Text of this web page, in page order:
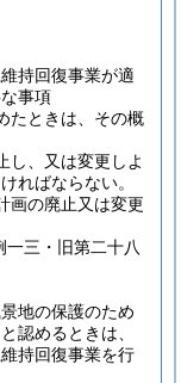
持回復事業が適
事項
たときは、その概
し、又は変更しよ
ればならない。
画の廃止又は変更
三・旧第二十八
地の保護のため
認めるときは、
持回復事業を行